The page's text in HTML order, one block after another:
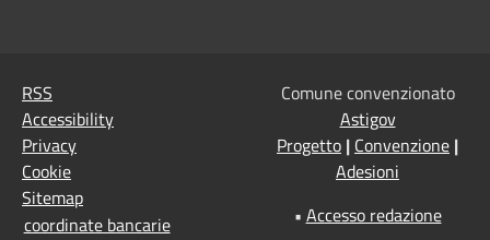
RSS
Accessibility
Privacy
Cookie
Sitemap
coordinate bancarie
Comune convenzionato
Astigov
Progetto | Convenzione |
Adesioni
• Accesso redazione